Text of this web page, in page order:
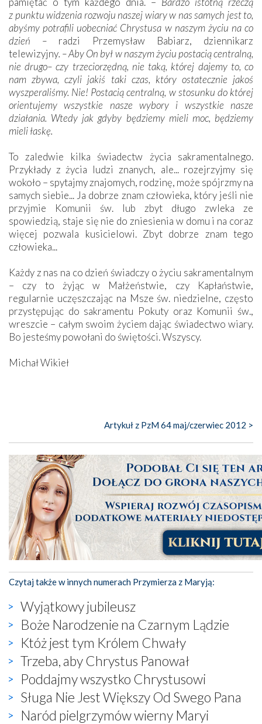
z punktu widzenia rozwoju naszej wiary w nas samych jest to,
abyśmy potrafili uobecniać Chrystusa w naszym życiu na co
dzień – radzi Przemysław Babiarz, dziennikarz
telewizyjny. – Aby On był w naszym życiu postacią centralną,
nie drugo– czy trzeciorzędną, nie taką, której dajemy to, co
nam zbywa, czyli jakiś taki czas, który ostatecznie jakoś
wyszperaliśmy. Nie! Postacią centralną, w stosunku do której
orientujemy wszystkie nasze wybory i wszystkie nasze
działania. Wtedy jak gdyby będziemy mieli moc, będziemy
mieli łaskę.
To zaledwie kilka świadectw życia sakramentalnego.
Przykłady z życia ludzi znanych, ale... rozejrzyjmy się
wokoło – spytajmy znajomych, rodzinę, może spójrzmy na
samych siebie... Ja dobrze znam człowieka, który jeśli nie
przyjmie Komunii św. lub zbyt długo zwleka ze
spowiedzią, staje się nie do zniesienia w domu i na coraz
więcej pozwala kusicielowi. Zbyt dobrze znam tego
człowieka...
Każdy z nas na co dzień świadczy o życiu sakramentalnym
– czy to żyjąc w Małżeństwie, czy Kapłaństwie,
regularnie uczęszczając na Msze św. niedzielne, często
przystępując do sakramentu Pokuty oraz Komunii św.,
wreszcie – całym swoim życiem dając świadectwo wiary.
Bo jesteśmy powołani do świętości. Wszyscy.
Michał Wikieł
Artykuł z PzM 64 maj/czerwiec 2012 >
Czytaj także w innych numerach Przymierza z Maryją:
Wyjątkowy jubileusz
Boże Narodzenie na Czarnym Lądzie
Któż jest tym Królem Chwały
Trzeba, aby Chrystus Panował
Poddajmy wszystko Chrystusowi
Sługa Nie Jest Większy Od Swego Pana
Naród pielgrzymów wierny Maryi